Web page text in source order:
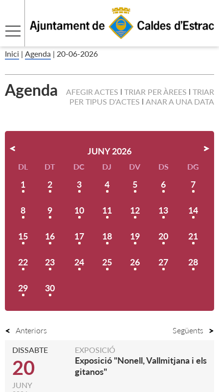
Inici | Agenda | 20-06-2026
Agenda AFEGIR ACTES TRIAR PER ÀREES
TRIAR
PER TIPUS D'ACTES
ANAR A UNA DATA
JUNY 2026
DL DT DC DJ DV DS DG
1 2 3 4 5 6 7
8 9 10 11 12 13 14
15 16 17 18 19 20 21
22 23 24 25 26 27 28
29 30
Anteriors Següents
DISSABTE
20
JUNY
EXPOSICIÓ
Exposició "Nonell, Vallmitjana i els
gitanos"